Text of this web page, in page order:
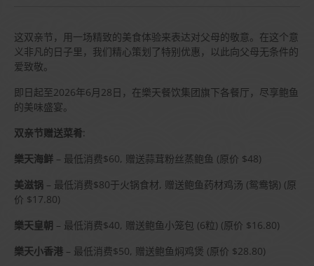
这双亲节，用一场精致的美食体验来表达对父母的敬意。在这个意
义非凡的日子里，我们精心策划了特别优惠，以此向父母无条件的
爱致敬。
即日起至2026年6月28日，在樂天餐饮集团旗下各餐厅，尽享鲍鱼
的美味盛宴。
双亲节赠送菜肴:
樂天海鲜 – 最低消费$60, 赠送蒜茸粉丝蒸鲍鱼 (原价 $48)
美滋锅 – 最低消费$80于火锅食材, 赠送鲍鱼药材鸡汤 (鸳鸯锅) (原
价 $17.80)
樂天皇朝 – 最低消费$40, 赠送鲍鱼小笼包 (6粒) (原价 $16.80)
樂天小香港 – 最低消费$50, 赠送鲍鱼焖鸡煲 (原价 $28.80)